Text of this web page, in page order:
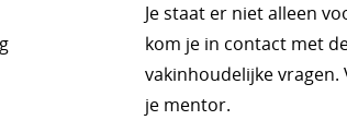
Je staat er niet alleen
kom je in contact met
vakinhoudelijke
je mentor.